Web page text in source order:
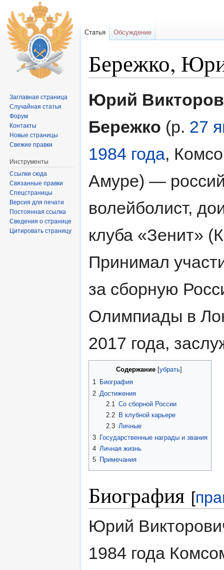
Бережко,
Юрий
Бережко (р. 27
1984 года,
Амуре) —
волейболист,
клуба «Зенит»
Принимал
за сборную
Олимпиады в
2017 года,
Содержание убрать
1 Биография
2 Достижения
2.1
Со сборной России
2.2
В клубной карьере
2.3 Личные
3 Государственные награды и звания
4 Личная жизнь
5 Примечания
Биография [
Юрий
1984 года
Статья Обсуждение
Заглавная страница
Случайная статья
Форум
Контакты
Новые страницы
Свежие правки
Инструменты
Ссылки сюда
Связанные правки
Спецстраницы
Версия для печати
Постоянная ссылка
Сведения о странице
Цитировать страницу